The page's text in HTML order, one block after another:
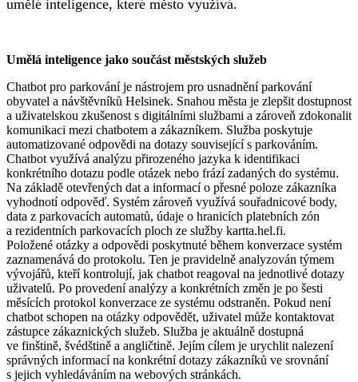
umělé inteligence, které město využívá.
Umělá inteligence jako součást městských služeb
Chatbot pro parkování je nástrojem pro usnadnění parkování
obyvatel a návštěvníků Helsinek. Snahou města je zlepšit dostupnost
a uživatelskou zkušenost s digitálními službami a zároveň zdokonalit
komunikaci mezi chatbotem a zákazníkem. Služba poskytuje
automatizované odpovědi na dotazy související s parkováním.
Chatbot využívá analýzu přirozeného jazyka k identifikaci
konkrétního dotazu podle otázek nebo frází zadaných do systému.
Na základě otevřených dat a informací o přesné poloze zákazníka
vyhodnotí odpověď. Systém zároveň využívá souřadnicové body,
data z parkovacích automatů, údaje o hranicích platebních zón
a rezidentních parkovacích ploch ze služby kartta.hel.fi.
Položené otázky a odpovědi poskytnuté během konverzace systém
zaznamenává do protokolu. Ten je pravidelně analyzován týmem
vývojářů, kteří kontrolují, jak chatbot reagoval na jednotlivé dotazy
uživatelů. Po provedení analýzy a konkrétních změn je po šesti
měsících protokol konverzace ze systému odstraněn. Pokud není
chatbot schopen na otázky odpovědět, uživatel může kontaktovat
zástupce zákaznických služeb. Služba je aktuálně dostupná
ve finštině, švédštině a angličtině. Jejím cílem je urychlit nalezení
správných informací na konkrétní dotazy zákazníků ve srovnání
s jejich vyhledáváním na webových stránkách.